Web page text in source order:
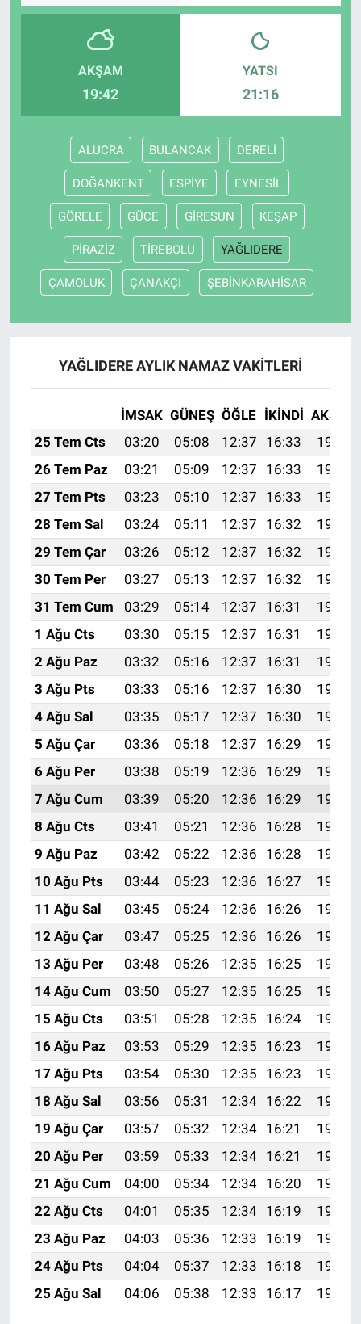
AKŞAM
19:42
YATSI
21:16
ALUCRA BULANCAK DERELİ
DOĞANKENT ESPİYE EYNESİL
GÖRELE GÜCE GİRESUN KEŞAP
PİRAZİZ TİREBOLU YAĞLIDERE
ÇAMOLUK ÇANAKÇI ŞEBİNKARAHİSAR
YAĞLIDERE AYLIK NAMAZ VAKITLERI
İMSAK GÜNEŞ ÖĞLE İKINDI AKŞAM
25 Tem Cts
03:20 05:08 12:37 16:33
19:56
26 Tem Paz
03:21 05:09 12:37 16:33
19:55
27 Tem Pts
03:23 05:10 12:37 16:33
19:54
28 Tem Sal
03:24 05:11 12:37 16:32
19:53
29 Tem Çar
03:26 05:12 12:37 16:32
19:52
30 Tem Per
03:27 05:13 12:37 16:32
19:51
31 Tem Cum
03:29 05:14 12:37 16:31
19:50
1 Ağu Cts
03:30 05:15 12:37 16:31
19:49
2 Ağu Paz
03:32 05:16 12:37 16:31
19:48
3 Ağu Pts
03:33 05:16 12:37 16:30
19:47
4 Ağu Sal
03:35 05:17 12:37 16:30
19:46
5 Ağu Çar
03:36 05:18 12:37 16:29
19:45
6 Ağu Per
03:38 05:19 12:36 16:29
19:44
7 Ağu Cum
03:39 05:20 12:36 16:29
19:42
8 Ağu Cts
03:41 05:21 12:36 16:28
19:41
9 Ağu Paz
03:42 05:22 12:36 16:28
19:40
10 Ağu Pts
03:44 05:23 12:36 16:27
19:39
11 Ağu Sal
03:45 05:24 12:36 16:26
19:37
12 Ağu Çar
03:47 05:25 12:36 16:26
19:36
13 Ağu Per
03:48 05:26 12:35 16:25
19:35
14 Ağu Cum
03:50 05:27 12:35 16:25
19:33
15 Ağu Cts
03:51 05:28 12:35 16:24
19:32
16 Ağu Paz
03:53 05:29 12:35 16:23
19:31
17 Ağu Pts
03:54 05:30 12:35 16:23
19:29
18 Ağu Sal
03:56 05:31 12:34 16:22
19:28
19 Ağu Çar
03:57 05:32 12:34 16:21
19:26
20 Ağu Per
03:59 05:33 12:34 16:21
19:25
21 Ağu Cum
04:00 05:34 12:34 16:20
19:23
22 Ağu Cts
04:01 05:35 12:34 16:19
19:22
23 Ağu Paz
04:03 05:36 12:33 16:19
19:20
24 Ağu Pts
04:04 05:37 12:33 16:18
19:19
25 Ağu Sal
04:06 05:38 12:33 16:17 19:17